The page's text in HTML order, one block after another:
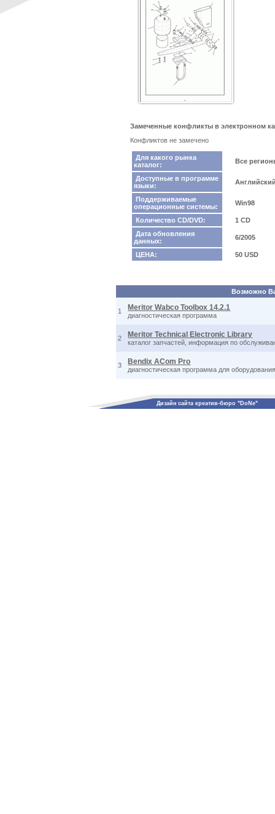
Замеченные конфликты в электронном
Конфликтов не замечено
Для какого рынка
каталог:
Все
Доступные в программе
языки:
Поддерживаемые
операционные системы:
Win98
Количество CD/DVD:
1 CD
Дата обновления
данных:
6/2005
ЦЕНА: 50 USD
Возможно
1 Meritor Wabco Toolbox 14.2.1
диагностическая программа
2 Meritor Technical Electronic Library
каталог запчастей, информация по
3 Bendix ACom Pro
диагностическая программа для
Дизайн сайта креатив-бюро "DoNe"